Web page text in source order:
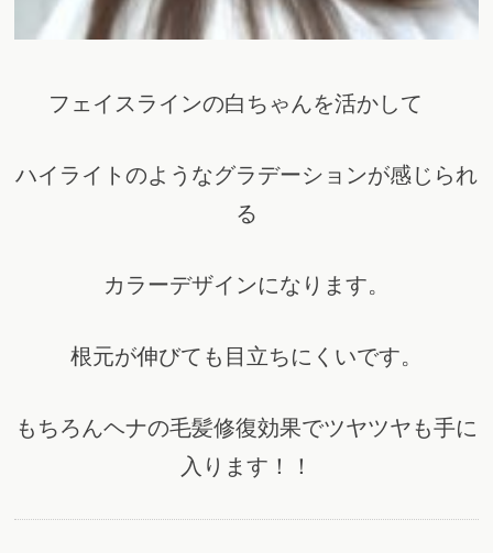
フェイスラインの白ちゃんを活かして
ハイライトのようなグラデーションが感じられ
る
カラーデザインになります。
根元が伸びても目立ちにくいです。
もちろんヘナの毛髪修復効果でツヤツヤも手に
入ります！！